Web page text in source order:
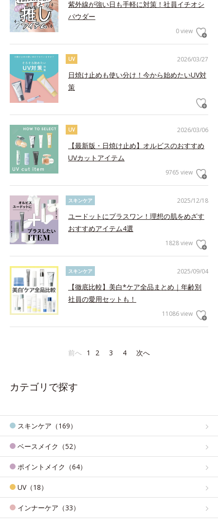
紫外線が強い日も手軽に対策！社員イチオシ
パウダー
0 view
2026/03/27
UV
日焼け止めも使い分け！今から始めたいUV対
策
2026/03/06
UV
【最新版・日焼け止め】オルビスのおすすめ
UVカットアイテム
9765 view
2025/12/18
スキンケア
ユードットにプラスワン！理想の肌をめざす
おすすめアイテム4選
1828 view
2025/09/04
スキンケア
【徹底比較】美白*ケア全品まとめ｜年齢別
社員の愛用セットも！
11086 view
前へ 1 2 3 4 次へ
カテゴリで探す
スキンケア（169）
ベースメイク（52）
ポイントメイク（64）
UV（18）
インナーケア（33）